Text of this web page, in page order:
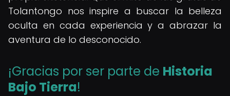
Tolantongo nos inspire a buscar la belleza
oculta en cada experiencia y a abrazar la
aventura de lo desconocido.
¡Gracias por ser parte de Historia
Bajo Tierra!